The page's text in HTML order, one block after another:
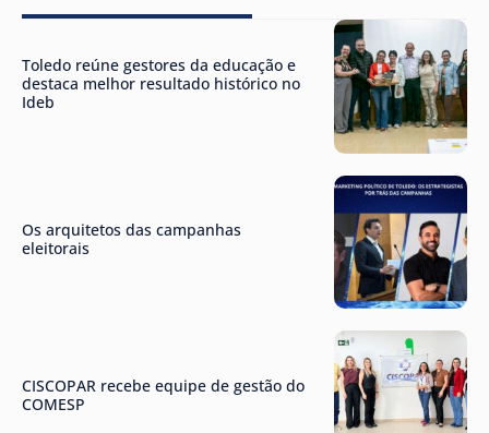
Toledo reúne gestores da educação e
destaca melhor resultado histórico no
Ideb
Os arquitetos das campanhas
eleitorais
CISCOPAR recebe equipe de gestão do
COMESP